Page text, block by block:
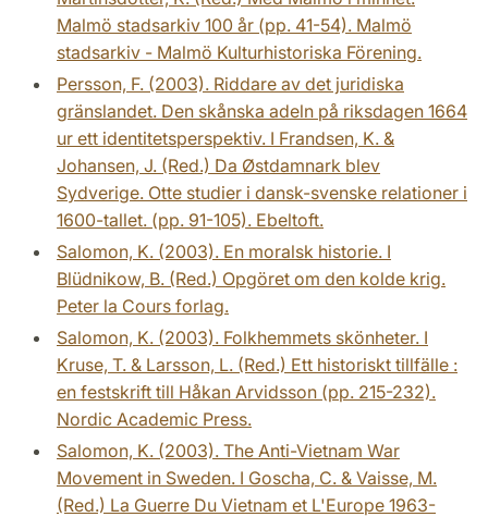
Malmö stadsarkiv 100 år (pp. 41-54). Malmö
stadsarkiv - Malmö Kulturhistoriska Förening.
Persson, F. (2003). Riddare av det juridiska
gränslandet. Den skånska adeln på riksdagen 1664
ur ett identitetsperspektiv. I Frandsen, K. &
Johansen, J. (Red.) Da Østdamnark blev
Sydverige. Otte studier i dansk-svenske relationer i
1600-tallet. (pp. 91-105). Ebeltoft.
Salomon, K. (2003). En moralsk historie. I
Blüdnikow, B. (Red.) Opgöret om den kolde krig.
Peter la Cours forlag.
Salomon, K. (2003). Folkhemmets skönheter. I
Kruse, T. & Larsson, L. (Red.) Ett historiskt tillfälle :
en festskrift till Håkan Arvidsson (pp. 215-232).
Nordic Academic Press.
Salomon, K. (2003). The Anti-Vietnam War
Movement in Sweden. I Goscha, C. & Vaisse, M.
(Red.) La Guerre Du Vietnam et L'Europe 1963-